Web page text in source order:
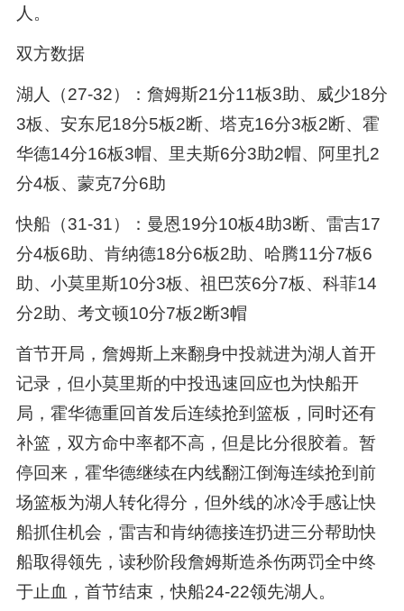
人。
双方数据
湖人（27-32）：詹姆斯21分11板3助、威少18分
3板、安东尼18分5板2断、塔克16分3板2断、霍
华德14分16板3帽、里夫斯6分3助2帽、阿里扎2
分4板、蒙克7分6助
快船（31-31）：曼恩19分10板4助3断、雷吉17
分4板6助、肯纳德18分6板2助、哈腾11分7板6
助、小莫里斯10分3板、祖巴茨6分7板、科菲14
分2助、考文顿10分7板2断3帽
首节开局，詹姆斯上来翻身中投就进为湖人首开
记录，但小莫里斯的中投迅速回应也为快船开
局，霍华德重回首发后连续抢到篮板，同时还有
补篮，双方命中率都不高，但是比分很胶着。暂
停回来，霍华德继续在内线翻江倒海连续抢到前
场篮板为湖人转化得分，但外线的冰冷手感让快
船抓住机会，雷吉和肯纳德接连扔进三分帮助快
船取得领先，读秒阶段詹姆斯造杀伤两罚全中终
于止血，首节结束，快船24-22领先湖人。